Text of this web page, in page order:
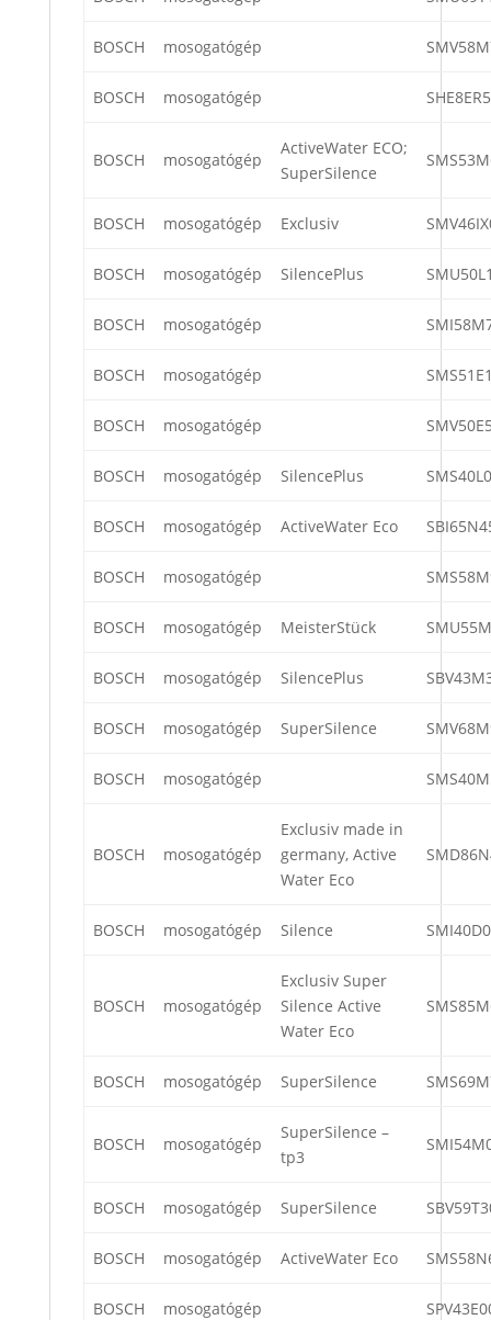
BOSCH mosogatógép
BOSCH mosogatógép
BOSCH mosogatógép
ActiveWater ECO;
SuperSilence
BOSCH mosogatógép Exclusiv
BOSCH mosogatógép SilencePlus
BOSCH mosogatógép
BOSCH mosogatógép
BOSCH mosogatógép
BOSCH mosogatógép SilencePlus
BOSCH mosogatógép ActiveWater Eco
BOSCH mosogatógép
BOSCH mosogatógép MeisterStück
BOSCH mosogatógép SilencePlus
BOSCH mosogatógép SuperSilence
BOSCH mosogatógép
BOSCH mosogatógép
Exclusiv made in
germany, Active
Water Eco
BOSCH mosogatógép Silence
BOSCH mosogatógép
Exclusiv Super
Silence Active
Water Eco
BOSCH mosogatógép SuperSilence
BOSCH mosogatógép
SuperSilence –
tp3
BOSCH mosogatógép SuperSilence
BOSCH mosogatógép ActiveWater Eco
BOSCH mosogatógép